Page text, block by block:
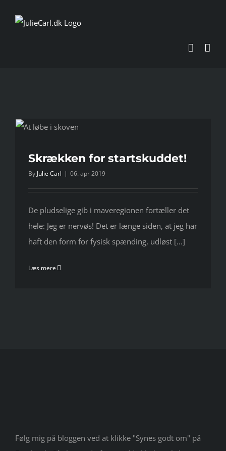
Skrækken for startskuddet!
By Julie Carl | 06. apr 2019
De pludselige gib i maveregionen fortæller det
hele: Jeg er nervøs! Det er længe siden, at jeg har
haft den form for fysisk spænding, udløst [...]
Læs mere
Følg mig på bloggen ved at klikke "Synes godt om" på